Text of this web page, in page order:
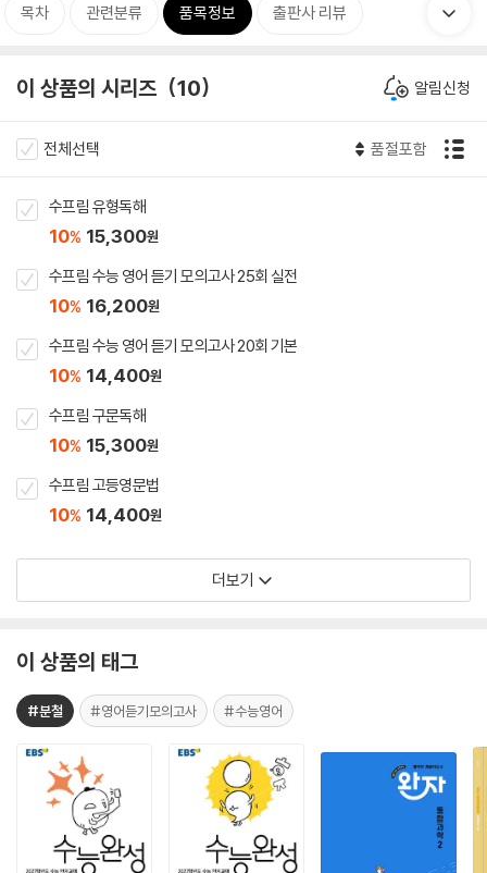
목차 관련분류 품목정보 출판사 리뷰
이 상품의 시리즈 10 알림신청
전체선택 품절포함
수프림 유형독해
10% 15,300원
수프림 수능 영어 듣기 모의고사 25회 실전
10% 16,200원
수프림 수능 영어 듣기 모의고사 20회 기본
10% 14,400원
수프림 구문독해
10% 15,300원
수프림 고등영문법
10% 14,400원
더보기
이 상품의 태그
#분철 #영어듣기모의고사 #수능영어